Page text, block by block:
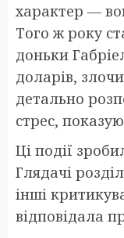
характер —
Того ж року
доньки
доларів,
детально
стрес,
Ці події
Глядачі
інші
відповідала